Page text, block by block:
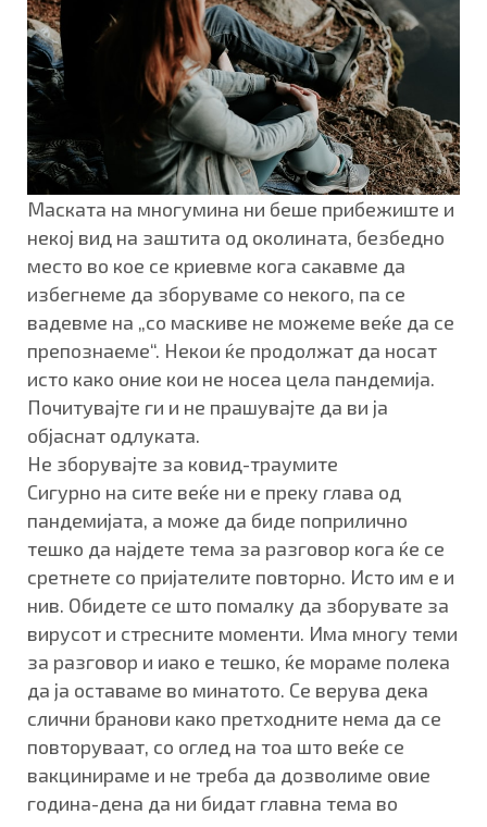
Маската на многумина ни беше прибежиште и
некој вид на заштита од околината, безбедно
место во кое се криевме кога сакавме да
избегнеме да зборуваме со некого, па се
вадевме на „со маскиве не можеме веќе да се
препознаеме“. Некои ќе продолжат да носат
исто како оние кои не носеа цела пандемија.
Почитувајте ги и не прашувајте да ви ја
објаснат одлуката.
Не зборувајте за ковид-траумите
Сигурно на сите веќе ни е преку глава од
пандемијата, а може да биде поприлично
тешко да најдете тема за разговор кога ќе се
сретнете со пријателите повторно. Исто им е и
нив. Обидете се што помалку да зборувате за
вирусот и стресните моменти. Има многу теми
за разговор и иако е тешко, ќе мораме полека
да ја оставаме во минатото. Се верува дека
слични бранови како претходните нема да се
повторуваат, со оглед на тоа што веќе се
вакцинираме и не треба да дозволиме овие
година-дена да ни бидат главна тема во